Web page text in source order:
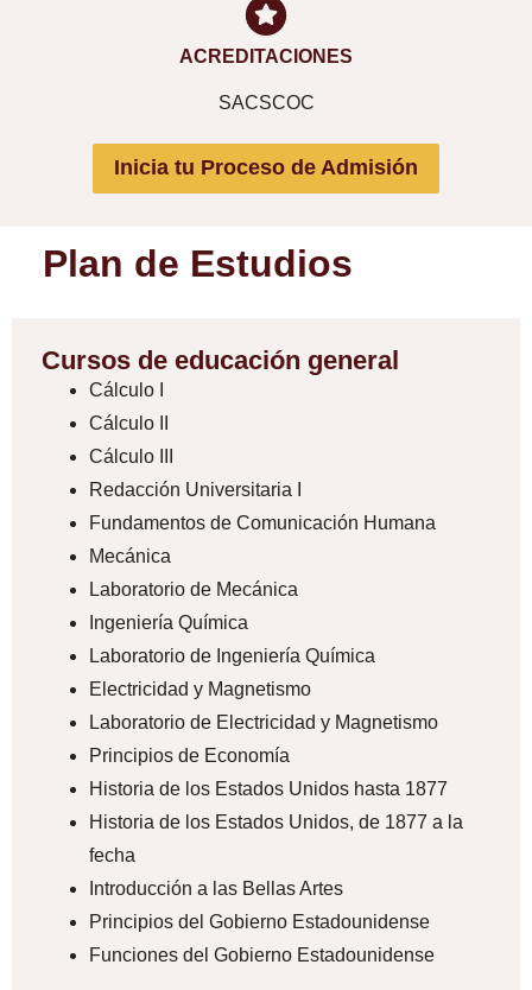
ACREDITACIONES
SACSCOC
Inicia tu Proceso de Admisión
Plan de Estudios
Cursos de educación general
Cálculo I
Cálculo II
Cálculo III
Redacción Universitaria I
Fundamentos de Comunicación Humana
Mecánica
Laboratorio de Mecánica
Ingeniería Química
Laboratorio de Ingeniería Química
Electricidad y Magnetismo
Laboratorio de Electricidad y Magnetismo
Principios de Economía
Historia de los Estados Unidos hasta 1877
Historia de los Estados Unidos, de 1877 a la
fecha
Introducción a las Bellas Artes
Principios del Gobierno Estadounidense
Funciones del Gobierno Estadounidense